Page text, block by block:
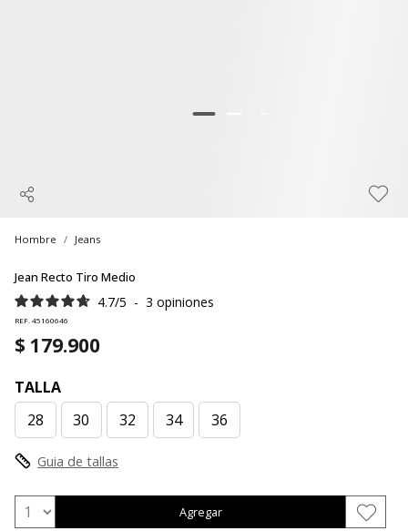
Hombre Jeans
Jean Recto Tiro Medio
4.7/5 - 3 opiniones
REF. 45160646
$ 179.900
TALLA
28
30 32 34 36
Guia de tallas
Agregar